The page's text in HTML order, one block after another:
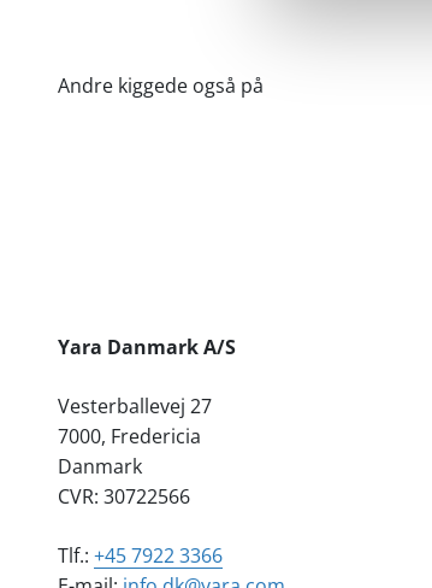
Andre kiggede også på
Yara Danmark A/S
Vesterballevej 27
7000, Fredericia
Danmark
CVR: 30722566
Tlf.: +45 7922 3366